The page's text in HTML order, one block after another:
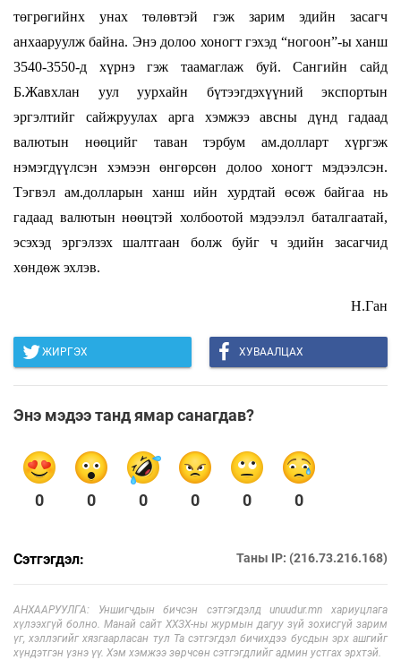
төгрөгийнх унах төлөвтэй гэж зарим эдийн засагч
анхааруулж байна. Энэ долоо хоногт гэхэд “ногоон”-ы ханш
3540-3550-д хүрнэ гэж таамаглаж буй. Сангийн сайд
Б.Жавхлан уул уурхайн бүтээгдэхүүний экспортын
эргэлтийг сайжруулах арга хэмжээ авсны дүнд гадаад
валютын нөөцийг таван тэрбум ам.долларт хүргэж
нэмэгдүүлсэн хэмээн өнгөрсөн долоо хоногт мэдээлсэн.
Тэгвэл ам.долларын ханш ийн хурдтай өсөж байгаа нь
гадаад валютын нөөцтэй холбоотой мэдээлэл баталгаатай,
эсэхэд эргэлзэх шалтгаан болж буйг ч эдийн засагчид
хөндөж эхлэв.
Н.Ган
ЖИРГЭХ ХУВААЛЦАХ
Энэ мэдээ танд ямар санагдав?
0 0 0 0 0 0
Сэтгэгдэл: Таны IP: (216.73.216.168)
АНХААРУУЛГА: Уншигчдын бичсэн сэтгэгдэлд unuudur.mn хариуцлага
хүлээхгүй болно. Манай сайт ХХЗХ-ны журмын дагуу зүй зохисгүй зарим
үг, хэллэгийг хязгаарласан тул Та сэтгэгдэл бичихдээ бусдын эрх ашгийг
хүндэтгэн үзнэ үү. Хэм хэмжээ зөрчсөн сэтгэгдлийг админ устгах эрхтэй.